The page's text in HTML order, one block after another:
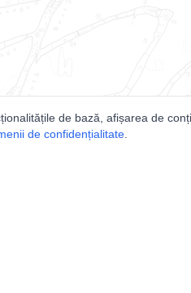
de bază, afișarea de
de confidențialitate